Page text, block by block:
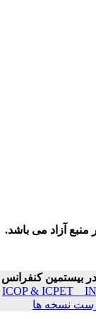
آزاد می باشد.
بیستمین کنفرانس
ICOP & ICPET _
نسخه ها